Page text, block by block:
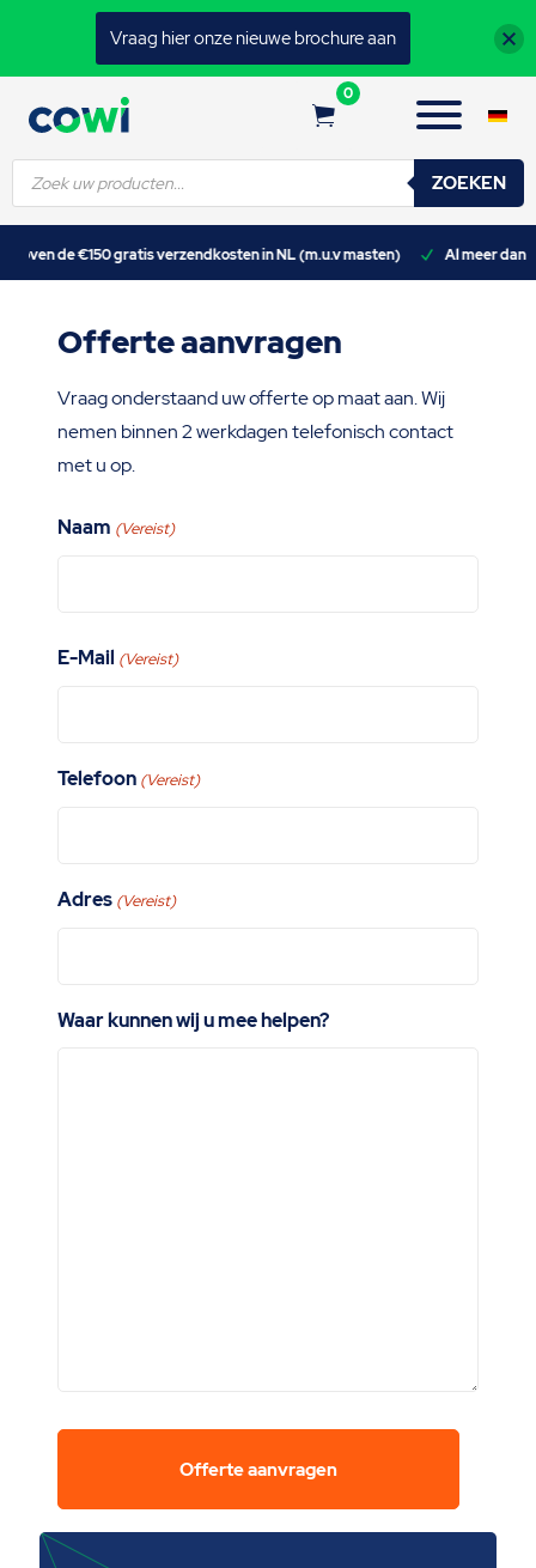
0
Producten
zoeken ZOEKEN
masten) Al meer dan 25 jaar ervaring Levering in Nederland
Offerte aanvragen
Vraag onderstaand uw offerte op maat aan. Wij
nemen binnen 2 werkdagen telefonisch contact
met u op.
Naam (Vereist)
E-Mail (Vereist)
Telefoon (Vereist)
Adres (Vereist)
Waar kunnen wij u mee helpen?
Vraag hier onze nieuwe brochure aan